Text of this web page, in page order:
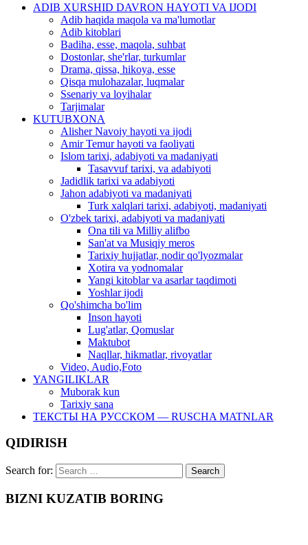
ADIB XURSHID DAVRON HAYOTI VA IJODI
Adib haqida maqola va ma'lumotlar
Adib kitoblari
Badiha, esse, maqola, suhbat
Dostonlar, she'rlar, turkumlar
Drama, qissa, hikoya, esse
Qisqa mulohazalar, luqmalar
Ssenariy va loyihalar
Tarjimalar
KUTUBXONA
Alisher Navoiy hayoti va ijodi
Amir Temur hayoti va faoliyati
Islom tarixi, adabiyoti va madaniyati
Tasavvuf tarixi, va adabiyoti
Jadidlik tarixi va adabiyoti
Jahon adabiyoti va madaniyati
Turk xalqlari tarixi, adabiyoti, madaniyati
O'zbek tarixi, adabiyoti va madaniyati
Ona tili va Milliy alifbo
San'at va Musiqiy meros
Tarixiy hujjatlar, nodir qo'lyozmalar
Xotira va yodnomalar
Yangi kitoblar va asarlar taqdimoti
Yoshlar ijodi
Qo'shimcha bo'lim
Inson hayoti
Lug'atlar, Qomuslar
Maktubot
Naqllar, hikmatlar, rivoyatlar
Video, Audio,Foto
YANGILIKLAR
Muborak kun
Tarixiy sana
ТЕКСТЫ НА РУССКОМ — RUSCHA MATNLAR
QIDIRISH
Search for:
BIZNI KUZATIB BORING